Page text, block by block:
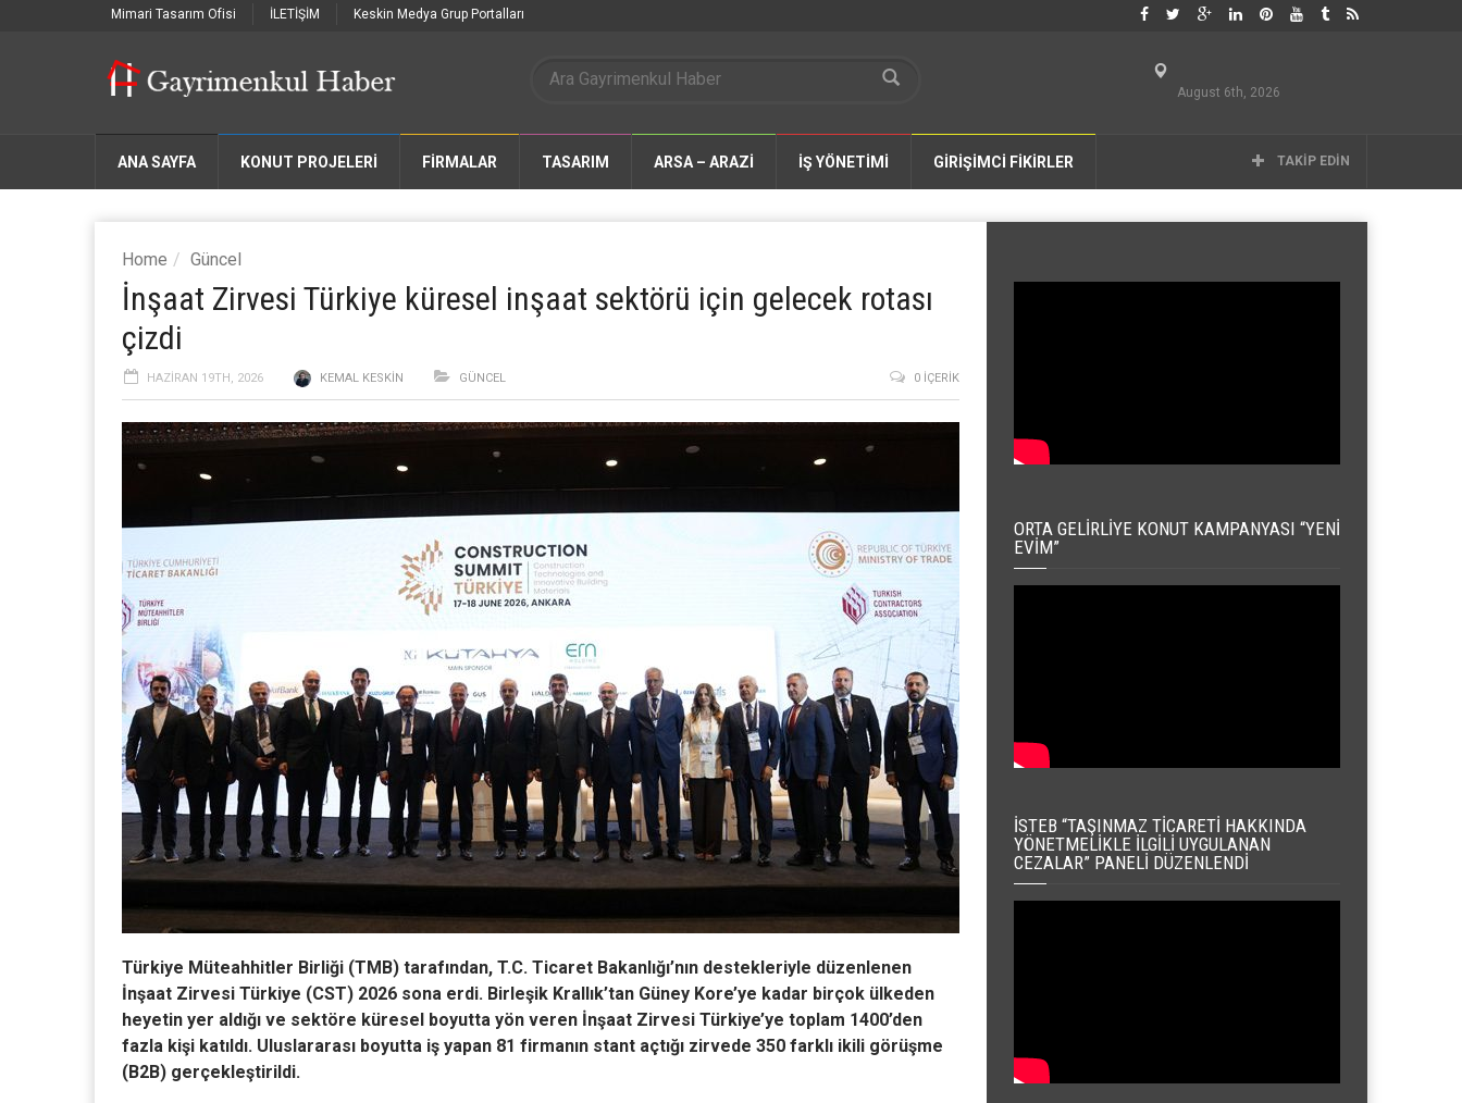
Mimari Tasarım Ofisi İLETİŞİM Keskin Medya Grup Portalları
August 6th, 2026
ANA SAYFA KONUT PROJELERİ FIRMALAR TASARIM ARSA – ARAZİ İŞ YÖNETİMİ GİRİŞİMCİ FİKİRLER TAKIP EDIN
Home Güncel
İnşaat Zirvesi Türkiye küresel inşaat sektörü için gelecek rotası
çizdi
HAZIRAN 19TH, 2026 KEMAL KESKIN GÜNCEL 0 İÇERIK
Türkiye Müteahhitler Birliği (TMB) tarafından, T.C. Ticaret Bakanlığı’nın destekleriyle düzenlenen
İnşaat Zirvesi Türkiye (CST) 2026 sona erdi. Birleşik Krallık’tan Güney Kore’ye kadar birçok ülkeden
heyetin yer aldığı ve sektöre küresel boyutta yön veren İnşaat Zirvesi Türkiye’ye toplam 1400’den
fazla kişi katıldı. Uluslararası boyutta iş yapan 81 firmanın stant açtığı zirvede 350 farklı ikili görüşme
(B2B) gerçekleştirildi.
ORTA GELIRLIYE KONUT KAMPANYASI “YENI
EVIM”
İSTEB “TAŞINMAZ TICARETI HAKKINDA
YÖNETMELIKLE İLGILI UYGULANAN
CEZALAR” PANELI DÜZENLENDI